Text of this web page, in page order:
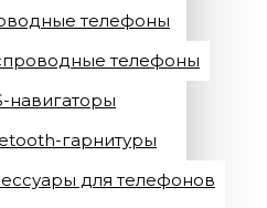
телефоны
телефоны
навигаторы
гарнитуры
для телефонов